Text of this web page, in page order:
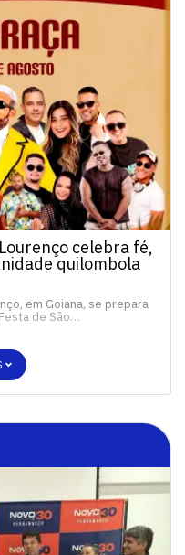
celebra fé,
quilombola
em Goiana, se prepara
de São…